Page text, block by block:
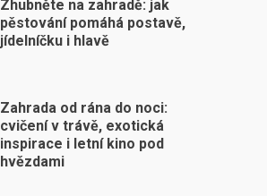
Zhubněte na zahradě: jak
pěstování pomáhá postavě,
jídelníčku i hlavě
Zahrada od rána do noci:
cvičení v trávě, exotická
inspirace i letní kino pod
hvězdami